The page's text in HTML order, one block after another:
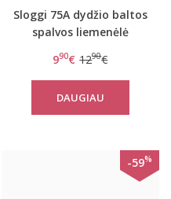
Sloggi 75A dydžio baltos
spalvos liemenėlė
990€ 1290€
DAUGIAU
-59%